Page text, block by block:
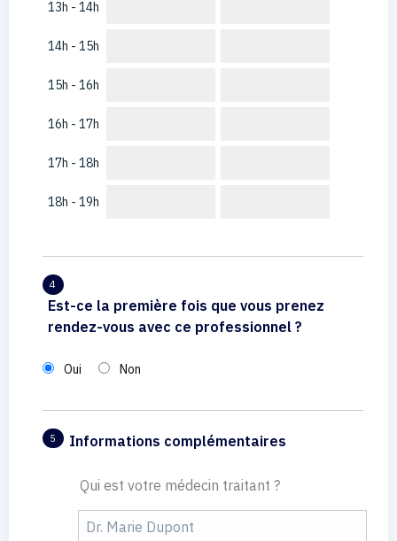
13h - 14h
14h - 15h
15h - 16h
16h - 17h
17h - 18h
18h - 19h
4
Est-ce la première fois que vous prenez
rendez-vous avec ce professionnel ?
Oui Non
5 Informations complémentaires
Qui est votre médecin traitant ?